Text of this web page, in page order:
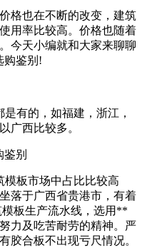
格也在不断的改变，建筑
用率比较高。价格也随着
今天小编就和大家来聊聊
购鉴别!
有的，如福建，浙江，
广西比较多。
模板市场中占比比较高
落于广西省贵港市，有着
板生产流水线，选用**
力及吃苦耐劳的精神。严
胶合板不出现亏尺情况。